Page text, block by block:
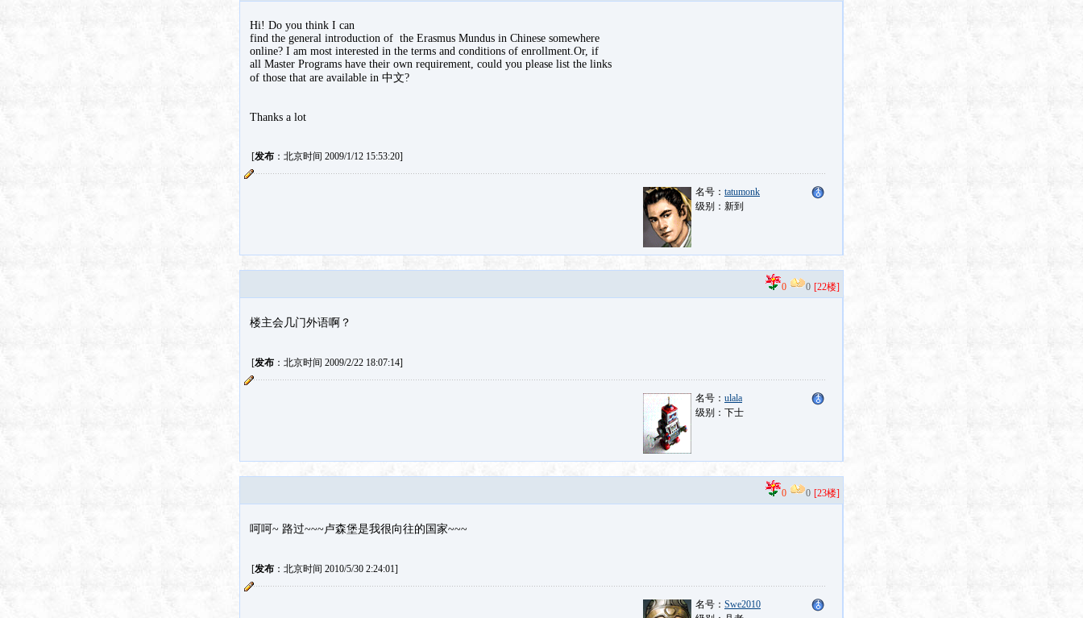
Hi! Do you think I can
find the general introduction of the Erasmus Mundus in Chinese somewhere
online? I am most interested in the terms and conditions of enrollment.Or, if
all Master Programs have their own requirement, could you please list the links
of those that are available in 中文?
Thanks a lot
[发布：北京时间 2009/1/12 15:53:20]
名号： tatumonk
级别：新到
0 0 [22楼]
楼主会几门外语啊？
[发布：北京时间 2009/2/22 18:07:14]
名号： ulala
级别：下士
0 0 [23楼]
呵呵~ 路过~~~卢森堡是我很向往的国家~~~
[发布：北京时间 2010/5/30 2:24:01]
名号： Swe2010